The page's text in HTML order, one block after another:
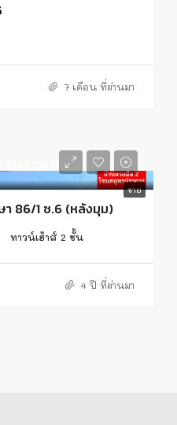
7 เดือน ที่ผ่านมา
ขาย
ทราคาเดิม
86/1 ซ.6 (หลังมุม)
ทาวน์เฮ้าส์ 2 ชั้น
4 ปี ที่ผ่านมา